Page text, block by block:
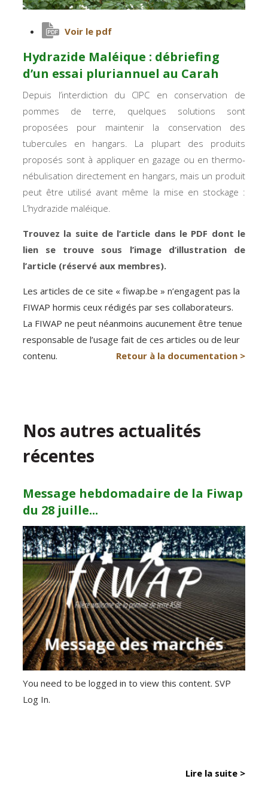
Voir le pdf
Hydrazide Maléique : débriefing
d’un essai pluriannuel au Carah
Depuis l’interdiction du CIPC en conservation de
pommes de terre, quelques solutions sont
proposées pour maintenir la conservation des
tubercules en hangars. La plupart des produits
proposés sont à appliquer en gazage ou en thermo-
nébulisation directement en hangars, mais un produit
peut être utilisé avant même la mise en stockage :
L’hydrazide maléique.
Trouvez la suite de l’article dans le PDF dont le
lien se trouve sous l’image d’illustration de
l’article (réservé aux membres).
Les articles de ce site « fiwap.be » n’engagent pas la
FIWAP hormis ceux rédigés par ses collaborateurs.
La FIWAP ne peut néanmoins aucunement être tenue
responsable de l’usage fait de ces articles ou de leur
contenu.
Retour à la documentation >
Nos autres actualités
récentes
Message hebdomadaire de la Fiwap
du 28 juille...
You need to be logged in to view this content. SVP
Log In.
Lire la suite >